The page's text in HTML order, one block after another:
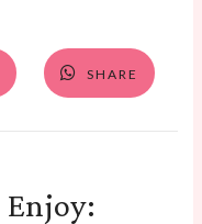
SHARE
Enjoy: